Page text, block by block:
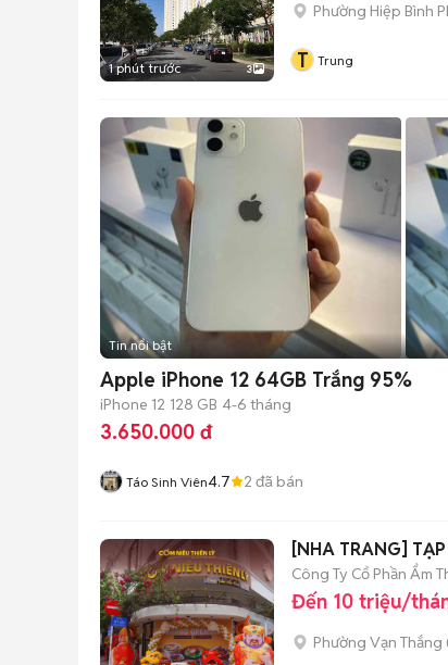
1 phút trước 3
Phường Hiệp Bình
T Trung
Tin nổi bật
Apple iPhone 12 64GB Trắng 95%
iPhone 12 128 GB 4-6 tháng
3.650.000 đ
Táo Sinh Viên4.7 2 đã bán
[NHA TRANG]
Công Ty Cổ Phần Ẩm
Đến 10 triệu/
Phường Vạn Thắng